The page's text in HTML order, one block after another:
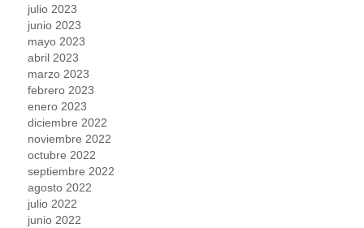
julio 2023
junio 2023
mayo 2023
abril 2023
marzo 2023
febrero 2023
enero 2023
diciembre 2022
noviembre 2022
octubre 2022
septiembre 2022
agosto 2022
julio 2022
junio 2022